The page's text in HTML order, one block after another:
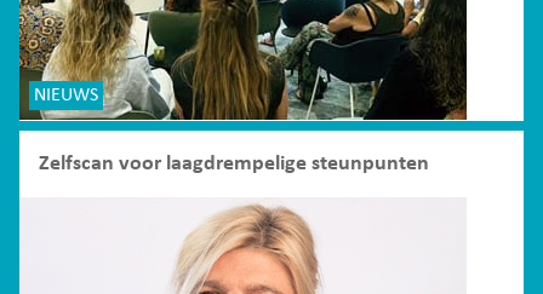
NIEUWS
Zelfscan voor laagdrempelige steunpunten